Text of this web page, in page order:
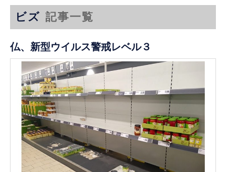
ビズ 記事一覧
仏、新型ウイルス警戒レベル３